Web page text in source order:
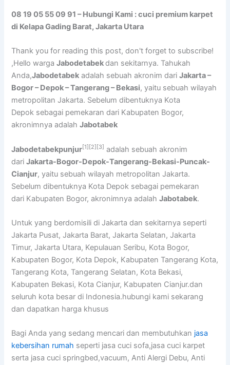
08 19 05 55 09 91 – Hubungi Kami : cuci premium karpet
di Kelapa Gading Barat, Jakarta Utara
Thank you for reading this post, don't forget to subscribe!
,Hello wargaJabodetabekdan sekitarnya. Tahukah
Anda,Jabodetabek adalah sebuah akronim dariJakarta –
Bogor – Depok – Tangerang – Bekasi, yaitu sebuah wilayah
metropolitan Jakarta. Sebelum dibentuknya Kota
Depok sebagai pemekaran dari Kabupaten Bogor,
akronimnya adalahJabotabek
Jabodetabekpunjur[1] [2] [3] adalah sebuah akronim
dariJakarta-Bogor-Depok-Tangerang-Bekasi-Puncak-
Cianjur, yaitu sebuah wilayah metropolitan Jakarta.
Sebelum dibentuknya Kota Depok sebagai pemekaran
dari Kabupaten Bogor, akronimnya adalahJabotabek.
Untuk yang berdomisili di Jakarta dan sekitarnya seperti
Jakarta Pusat, Jakarta Barat, Jakarta Selatan, Jakarta
Timur, Jakarta Utara, Kepulauan Seribu, Kota Bogor,
Kabupaten Bogor, Kota Depok, Kabupaten Tangerang Kota,
Tangerang Kota, Tangerang Selatan, Kota Bekasi,
Kabupaten Bekasi, Kota Cianjur, Kabupaten Cianjur.dan
seluruh kota besar di Indonesia.hubungi kami sekarang
dan dapatkan harga khusus
Bagi Anda yang sedang mencari dan membutuhkan jasa
kebersihan rumah seperti jasa cuci sofa,jasa cuci karpet
serta jasa cuci springbed,vacuum, Anti Alergi Debu, Anti